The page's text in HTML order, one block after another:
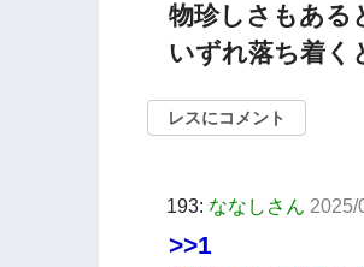
物珍しさもある
いずれ落ち着く
レスにコメント
193: ななしさん 2025/
>>1